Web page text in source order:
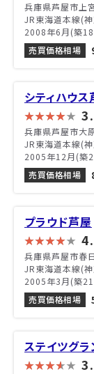
兵庫県芦屋市上
JR東海道本線(神
2008年6月(築
売買価格相場
シティハウ
兵庫県芦屋市大
JR東海道本線(神
2005年12月(築
売買価格相場
プラウド芦屋
兵庫県芦屋市春
JR東海道本線(神
2005年3月(築
売買価格相場
ステイツグ